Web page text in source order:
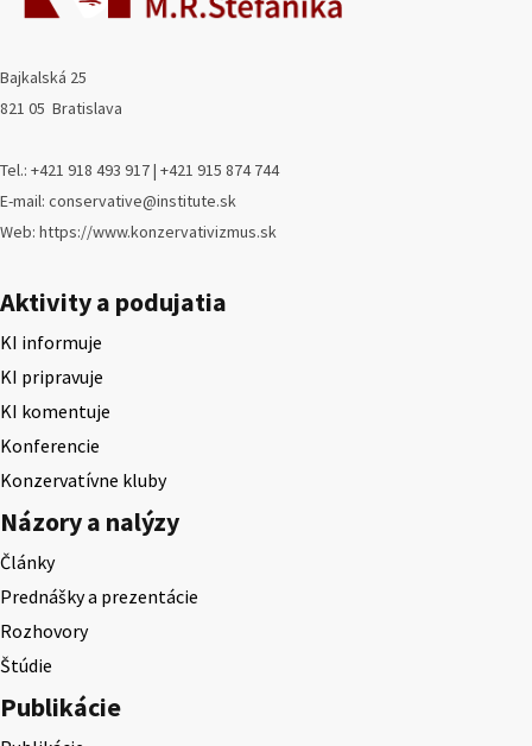
Bajkalská 25
821 05 Bratislava
Tel.: +421 918 493 917 | +421 915 874 744
E-mail: conservative@institute.sk
Web: https://www.konzervativizmus.sk
Aktivity a podujatia
KI informuje
KI pripravuje
KI komentuje
Konferencie
Konzervatívne kluby
Názory a nalýzy
Články
Prednášky a prezentácie
Rozhovory
Štúdie
Publikácie